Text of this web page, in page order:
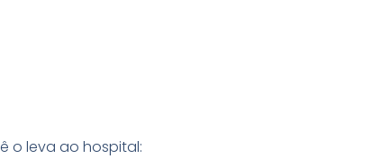
o leva ao hospital: